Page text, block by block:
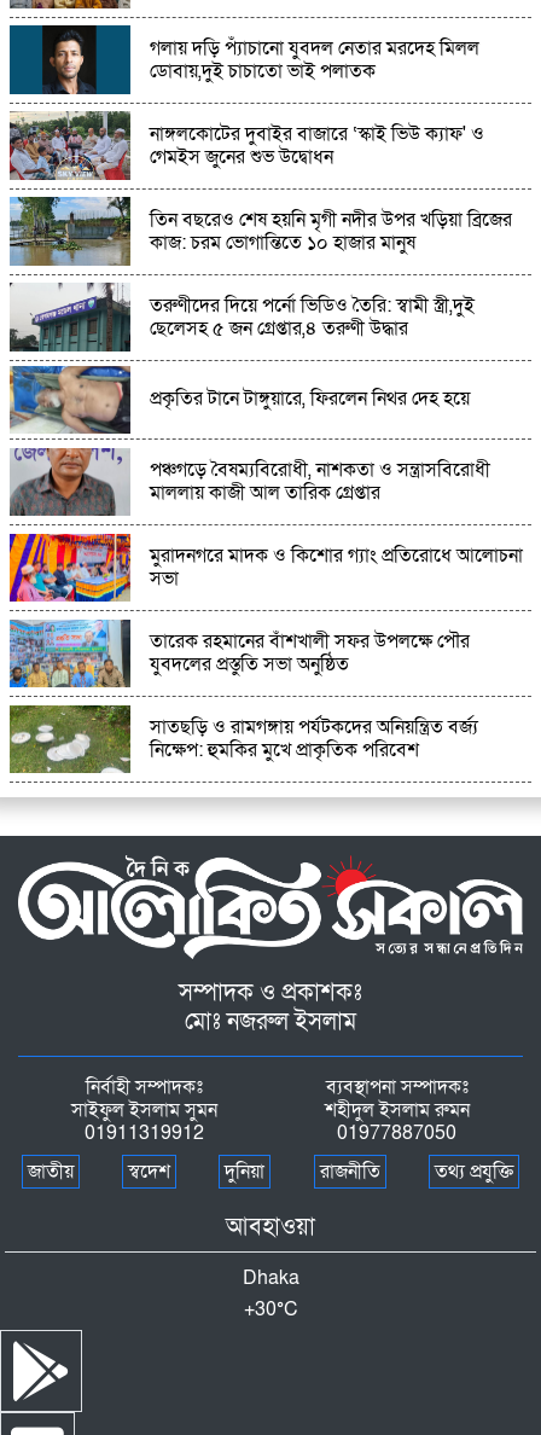
ফুলবাড়ীয়া এনসিপির আহ্বায়ক মনজুরুল হক, সদস্য
সচিব আনোয়ার হোসেন
কুমিল্লার ডালপা বিল যেন বর্ষার এক টুকরো হাওর,
প্রকৃতির টানে ছুটছেন দর্শনার্থীরা
১৫ বছর ধরে অতিথি পাখির আশ্রয়স্থল বোদা
উপজেলার নাজিরপাড়া গ্রামটি এখন অতিথি পাখির
স্বর্গরাজ্য
মান্দায় চাঁদা না পেয়ে পুকুরে বিষ প্রয়োগ"প্রায় ৮ লক্ষ
টাকার মাছ নিধনের অভিযোগ
রাণীনগরে গৃহবধূর ঝুলন্ত মরদেহ উদ্ধার
গলায় দড়ি প্যাঁচানো যুবদল নেতার মরদেহ মিলল
ডোবায়,দুই চাচাতো ভাই পলাতক
নাঙ্গলকোটের দুবাইর বাজারে ‘স্কাই ভিউ ক্যাফ' ও
গেমইস জুনের শুভ উদ্বোধন
তিন বছরেও শেষ হয়নি মৃগী নদীর উপর খড়িয়া ব্রিজের
কাজ: চরম ভোগান্তিতে ১০ হাজার মানুষ
তরুণীদের দিয়ে পর্নো ভিডিও তৈরি: স্বামী স্ত্রী,দুই
ছেলেসহ ৫ জন গ্রেপ্তার,৪ তরুণী উদ্ধার
প্রকৃতির টানে টাঙ্গুয়ারে, ফিরলেন নিথর দেহ হয়ে
পঞ্চগড়ে বৈষম্যবিরোধী, নাশকতা ও সন্ত্রাসবিরোধী
মাললায় কাজী আল তারিক গ্রেপ্তার
মুরাদনগরে মাদক ও কিশোর গ্যাং প্রতিরোধে আলোচনা
সভা
তারেক রহমানের বাঁশখালী সফর উপলক্ষে পৌর
যুবদলের প্রস্তুতি সভা অনুষ্ঠিত
সাতছড়ি ও রামগঙ্গায় পর্যটকদের অনিয়ন্ত্রিত বর্জ্য
নিক্ষেপ: হুমকির মুখে প্রাকৃতিক পরিবেশ
সম্পাদক ও প্রকাশকঃ
মোঃ নজরুল ইসলাম
নির্বাহী সম্পাদকঃ
সাইফুল ইসলাম সুমন
01911319912
ব্যবস্থাপনা সম্পাদকঃ
শহীদুল ইসলাম রুমন
01977887050
জাতীয়
স্বদেশ দুনিয়া রাজনীতি তথ্য প্রযুক্তি
আবহাওয়া
Dhaka
+30°C